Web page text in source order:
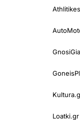
Loatki.gr